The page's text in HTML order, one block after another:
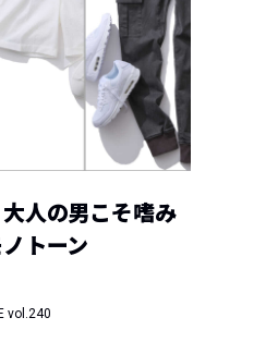
人の男こそ嗜み
トーン
vol.240